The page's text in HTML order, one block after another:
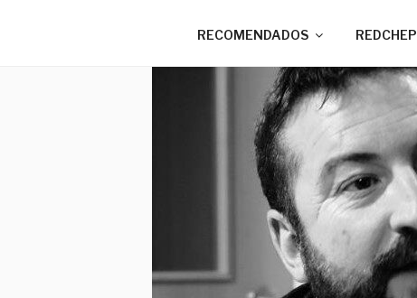
RECOMENDADOS REDCHEP